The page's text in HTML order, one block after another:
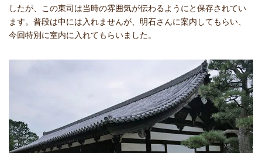
したが、この東司は当時の雰囲気が伝わるようにと保存されてい
ます。普段は中には入れませんが、明石さんに案内してもらい、
今回特別に室内に入れてもらいました。